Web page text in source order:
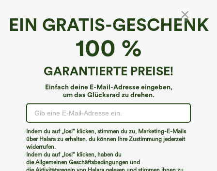
EIN GRATIS-GESCHENK
100 %
GARANTIERTE PREISE!
Einfach deine E-Mail-Adresse eingeben,
um das Glücksrad zu drehen.
Indem du auf „los!“ klicken, stimmen du zu, Marketing-E-Mails
über Halara zu erhalten. du können Ihre Zustimmung jederzeit
widerrufen.
Indem du auf „los!“ klicken, haben du
die Allgemeinen Geschäftsbedingungen und
Hoppla!
Wir können die von Ihnen gesuchte Seite nicht
finden.
Mehr einkaufen